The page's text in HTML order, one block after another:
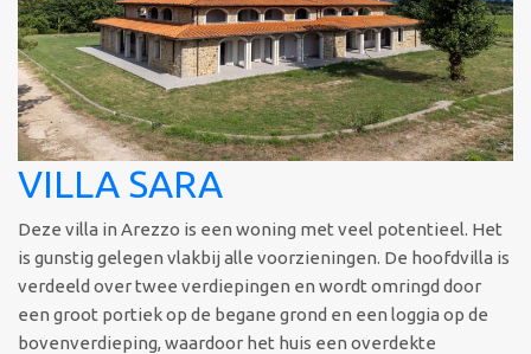
VILLA SARA
Deze villa in Arezzo is een woning met veel potentieel. Het
is gunstig gelegen vlakbij alle voorzieningen. De hoofdvilla is
verdeeld over twee verdiepingen en wordt omringd door
een groot portiek op de begane grond en een loggia op de
bovenverdieping, waardoor het huis een overdekte